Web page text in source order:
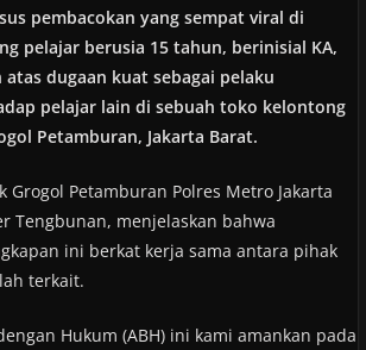
pembacokan yang sempat viral di
pelajar berusia 15 tahun, berinisial KA,
dugaan kuat sebagai pelaku
pelajar lain di sebuah toko kelontong
Petamburan, Jakarta Barat.
Grogol Petamburan Polres Metro Jakarta
Tengbunan, menjelaskan bahwa
ini berkat kerja sama antara pihak
terkait.
Hukum (ABH) ini kami amankan pada